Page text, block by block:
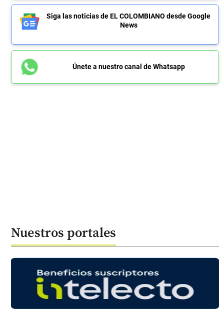
Siga las noticias de EL COLOMBIANO desde Google
News
Únete a nuestro canal de Whatsapp
Nuestros portales